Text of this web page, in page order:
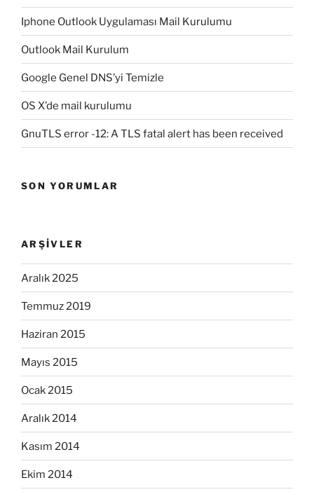
Iphone Outlook Uygulaması Mail Kurulumu
Outlook Mail Kurulum
Google Genel DNS’yi Temizle
OS X’de mail kurulumu
GnuTLS error -12: A TLS fatal alert has been received
SON YORUMLAR
ARŞIVLER
Aralık 2025
Temmuz 2019
Haziran 2015
Mayıs 2015
Ocak 2015
Aralık 2014
Kasım 2014
Ekim 2014